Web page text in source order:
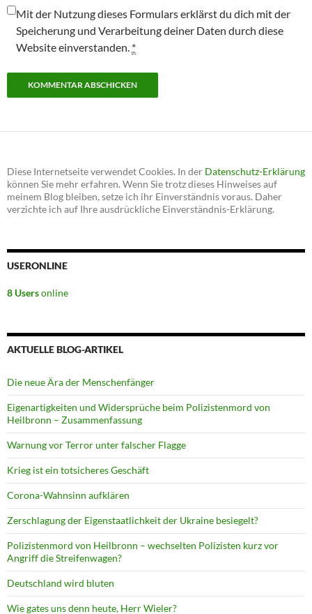
Mit der Nutzung dieses Formulars erklärst du dich mit der
Speicherung und Verarbeitung deiner Daten durch diese
Website einverstanden. *
Diese Internetseite verwendet Cookies. In der Datenschutz-Erklärung
können Sie mehr erfahren. Wenn Sie trotz dieses Hinweises auf
meinem Blog bleiben, setze ich ihr Einverständnis voraus. Daher
verzichte ich auf Ihre ausdrückliche Einverständnis-Erklärung.
USERONLINE
8 Usersonline
AKTUELLE BLOG-ARTIKEL
Die neue Ära der Menschenfänger
Eigenartigkeiten und Widersprüche beim Polizistenmord von
Heilbronn – Zusammenfassung
Warnung vor Terror unter falscher Flagge
Krieg ist ein totsicheres Geschäft
Corona-Wahnsinn aufklären
Zerschlagung der Eigenstaatlichkeit der Ukraine besiegelt?
Polizistenmord von Heilbronn – wechselten Polizisten kurz vor
Angriff die Streifenwagen?
Deutschland wird bluten
Wie gates uns denn heute, Herr Wieler?